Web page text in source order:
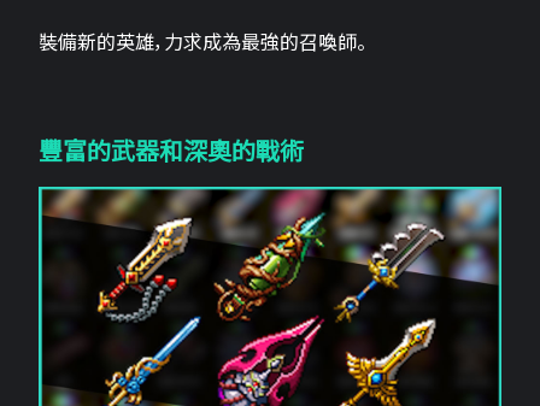
裝備新的英雄，力求成為最強的召喚師。
豐富的武器和深奧的戰術